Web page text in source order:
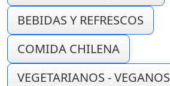
BEBIDAS Y REFRESCOS
COMIDA CHILENA
VEGETARIANOS - VEGANOS